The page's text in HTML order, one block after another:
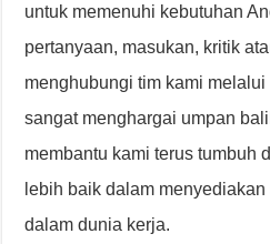
untuk memenuhi kebutuhan
pertanyaan, masukan, kritik
menghubungi tim kami
sangat menghargai umpan
membantu kami terus tumbuh
lebih baik dalam
dalam dunia kerja.